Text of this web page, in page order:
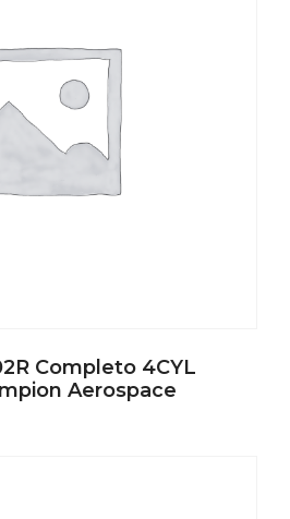
Completo 4CYL
Aerospace